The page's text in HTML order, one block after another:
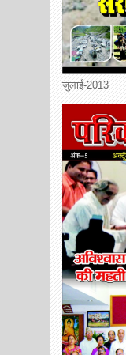
जुलाई-2013